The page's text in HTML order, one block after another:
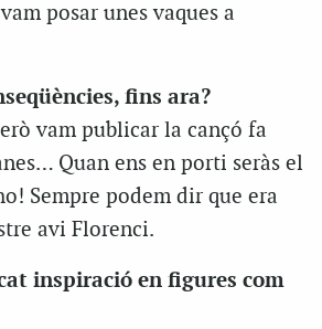
posar unes vaques a
fins ara?
vam publicar la cançó fa
Quan ens en porti seràs el
Sempre podem dir que era
avi Florenci.
inspiració en figures com